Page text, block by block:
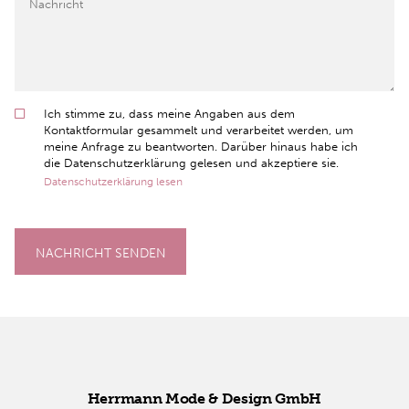
Ich stimme zu, dass meine Angaben aus dem
Kontaktformular gesammelt und verarbeitet werden, um
meine Anfrage zu beantworten. Darüber hinaus habe ich
die Datenschutzerklärung gelesen und akzeptiere sie.
Datenschutzerklärung lesen
NACHRICHT SENDEN
Herr­mann Mode & De­sign GmbH